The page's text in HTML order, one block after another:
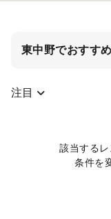
東中野でおすす
注目
該当するレ
条件を